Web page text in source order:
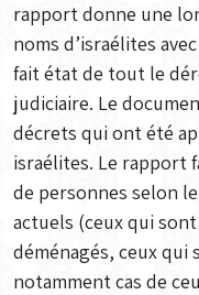
rapport donne une
noms d’israélites
fait état de tout le
judiciaire. Le
décrets qui ont été
israélites. Le rapport
de personnes selon
actuels (ceux qui
déménagés, ceux
notamment cas de